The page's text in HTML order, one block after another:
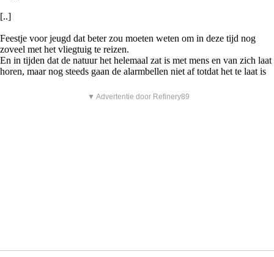
[..]
Feestje voor jeugd dat beter zou moeten weten om in deze tijd nog
zoveel met het vliegtuig te reizen.
En in tijden dat de natuur het helemaal zat is met mens en van zich laat
horen, maar nog steeds gaan de alarmbellen niet af totdat het te laat is
▼ Advertentie door Refinery89